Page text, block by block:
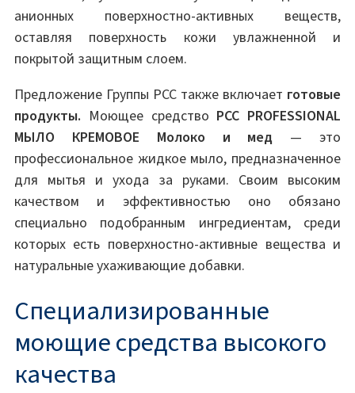
анионных поверхностно-активных веществ,
оставляя поверхность кожи увлажненной и
покрытой защитным слоем.
Предложение Группы PCC также включает готовые
продукты. Моющее средство PCC PROFESSIONAL
МЫЛО КРЕМОВОЕ Молоко и мед — это
профессиональное жидкое мыло, предназначенное
для мытья и ухода за руками. Своим высоким
качеством и эффективностью оно обязано
специально подобранным ингредиентам, среди
которых есть поверхностно-активные вещества и
натуральные ухаживающие добавки.
Специализированные
моющие средства высокого
качества